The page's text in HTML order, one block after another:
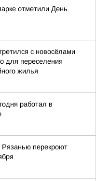
отметили День
с новосёлами
для переселения
жилья
работал в
перекроют